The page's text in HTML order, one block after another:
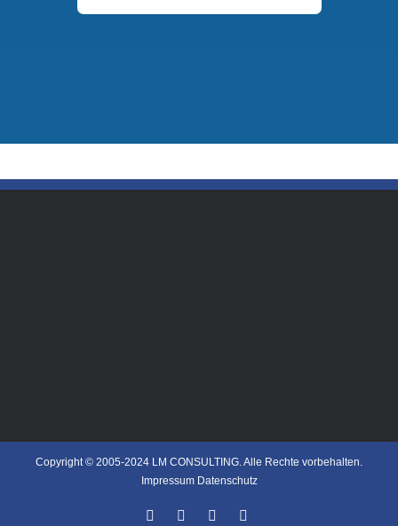
Copyright © 2005-2024 LM CONSULTING. Alle Rechte vorbehalten.
Impressum Datenschutz
FacebookXing Instagram